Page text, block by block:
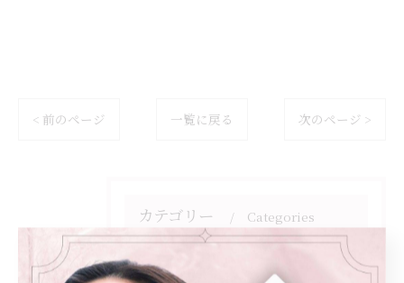
< 前のページ 一覧に戻る 次のページ >
カテゴリー Categories
全てのカテゴリー